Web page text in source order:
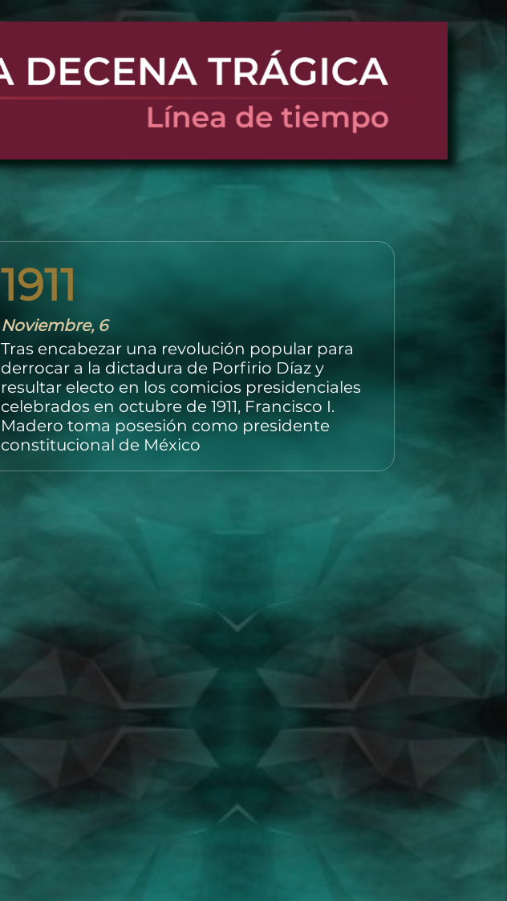
1911
Noviembre, 6
Tras encabezar una revolución popular para
derrocar a la dictadura de Porfirio Díaz y
resultar electo en los comicios presidenciales
celebrados en octubre de 1911, Francisco I.
Madero toma posesión como presidente
constitucional de México